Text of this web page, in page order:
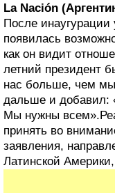
La Nación
После инаугурации
появилась
как он видит
летний президент
нас больше, чем
дальше и
Мы нужны
принять во
заявления,
Латинской